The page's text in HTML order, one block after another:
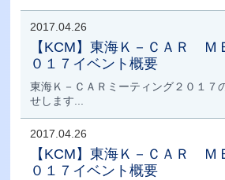
2017.04.26
【KCM】東海Ｋ－ＣＡＲ
０１７イベント概要
東海Ｋ－ＣＡＲミーティング２０１７
せします...
2017.04.26
【KCM】東海Ｋ－ＣＡＲ
０１７イベント概要